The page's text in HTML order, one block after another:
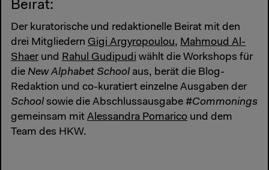
Beirat:
Der kuratorische und redaktionelle Beirat mit den
drei Mitgliedern Gigi Argyropoulou, Mahmoud Al-
Shaerund Rahul Gudipudi wählt die Workshops für
die New Alphabet School aus, berät die Blog-
Redaktion und co-kuratiert einzelne Ausgaben der
School sowie die Abschlussausgabe #Commonings
gemeinsam mit Alessandra Pomarico und dem
Team des HKW.